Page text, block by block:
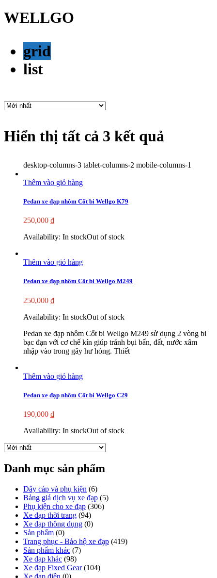
WELLGO
grid
list
Hiển thị tất cả 3 kết quả
desktop-columns-3 tablet-columns-2 mobile-columns-1
Thêm vào giỏ hàng
Pedan xe đạp nhôm Cốt bi Wellgo K79
250,000 ₫
Availability: In stockOut of stock
Thêm vào giỏ hàng
Pedan xe đạp nhôm Cốt bi Wellgo M249
250,000 ₫
Availability: In stockOut of stock
Pedan xe đạp nhôm Cốt bi Wellgo M249 sử dụng 2 vòng bi
bạc đạn với cơ chế kín giúp tránh bụi bẩn, đất, nước xâm
nhập vào trong gây hư hỏng. Thiết
Thêm vào giỏ hàng
Pedan xe đạp nhôm Cốt bi Wellgo C29
190,000 ₫
Availability: In stockOut of stock
Danh mục sản phẩm
Dây cáp và phụ kiện (6)
Bảng giá dịch vụ xe đạp (5)
Phụ kiện cho xe đạp (306)
Xe đạp thời trang (94)
Xe đạp thông dụng (0)
Sản phẩm (0)
Trang phục - Bảo hộ xe đạp (419)
Sản phẩm khác (7)
Xe đạp khác (98)
Xe đạp Fixed Gear (104)
Xe đạp điện (0)